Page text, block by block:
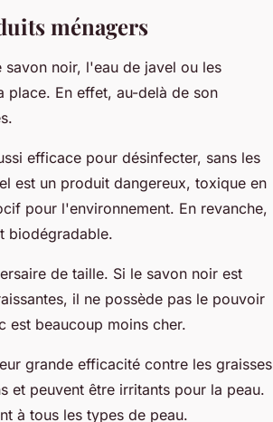
ménagers
noir, l'eau de javel ou les
place. En effet, au-delà de son
efficace pour désinfecter, sans les
est un produit dangereux, toxique en
pour l'environnement. En revanche,
biodégradable.
de taille. Si le savon noir est
il ne possède pas le pouvoir
est beaucoup moins cher.
grande efficacité contre les graisses
et peuvent être irritants pour la peau.
à tous les types de peau.